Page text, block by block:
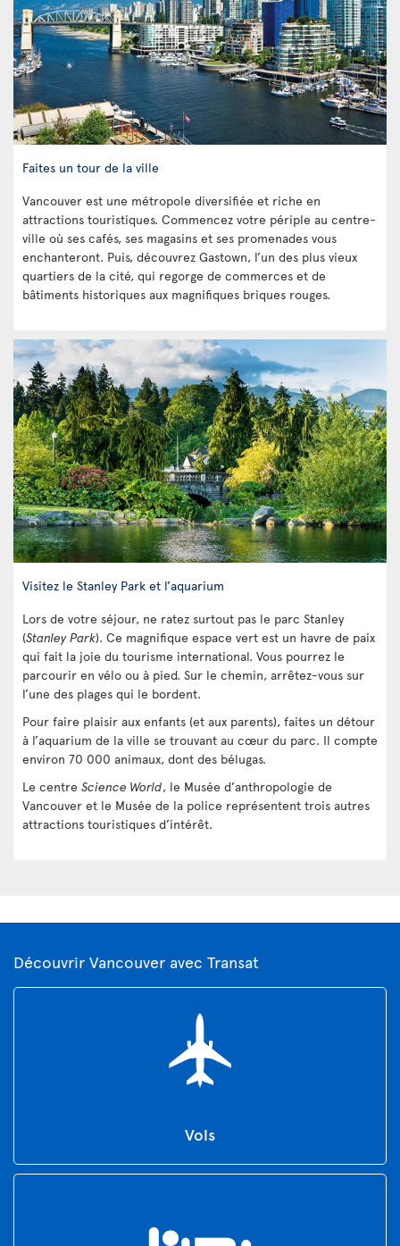
Faites un tour de la ville
Vancouver est une métropole diversifiée et riche en
attractions touristiques. Commencez votre périple au centre-
ville où ses cafés, ses magasins et ses promenades vous
enchanteront. Puis, découvrez Gastown, l’un des plus vieux
quartiers de la cité, qui regorge de commerces et de
bâtiments historiques aux magnifiques briques rouges.
Visitez le Stanley Park et l’aquarium
Lors de votre séjour, ne ratez surtout pas le parc Stanley
(Stanley Park). Ce magnifique espace vert est un havre de paix
qui fait la joie du tourisme international. Vous pourrez le
parcourir en vélo ou à pied. Sur le chemin, arrêtez-vous sur
l’une des plages qui le bordent.
Pour faire plaisir aux enfants (et aux parents), faites un détour
à l’aquarium de la ville se trouvant au cœur du parc. Il compte
environ 70 000 animaux, dont des bélugas.
Le centre Science World, le Musée d’anthropologie de
Vancouver et le Musée de la police représentent trois autres
attractions touristiques d’intérêt.
Découvrir Vancouver avec Transat
Vols